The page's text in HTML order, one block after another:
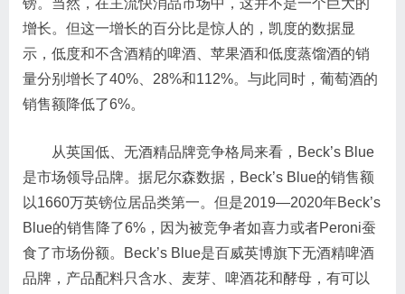
增长。但这一增长的百分比是惊人的，凯度的数据显
示，低度和不含酒精的啤酒、苹果酒和低度蒸馏酒的销
量分别增长了40%、28%和112%。与此同时，葡萄酒的
销售额降低了6%。
从英国低、无酒精品牌竞争格局来看，Beck’s Blue
是市场领导品牌。据尼尔森数据，Beck’s Blue的销售额
以1660万英镑位居品类第一。但是2019—2020年Beck’s
Blue的销售降了6%，因为被竞争者如喜力或者Peroni蚕
食了市场份额。Beck’s Blue是百威英博旗下无酒精啤酒
品牌，产品配料只含水、麦芽、啤酒花和酵母，有可以